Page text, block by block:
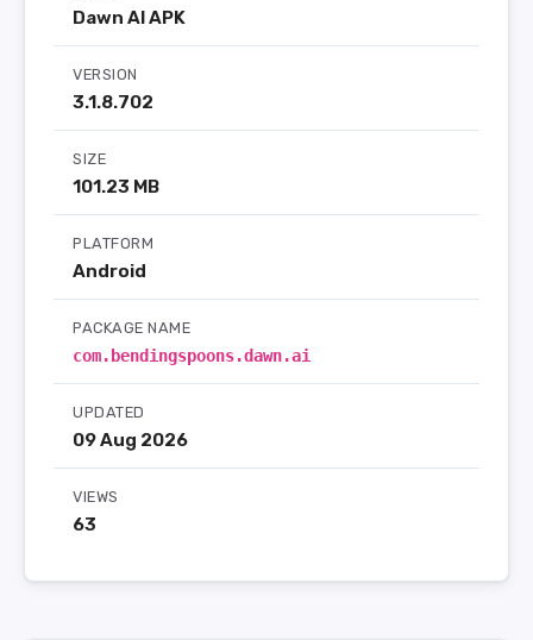
Dawn AI APK
VERSION
3.1.8.702
SIZE
101.23 MB
PLATFORM
Android
PACKAGE NAME
com.bendingspoons.dawn.ai
UPDATED
09 Aug 2026
VIEWS
63